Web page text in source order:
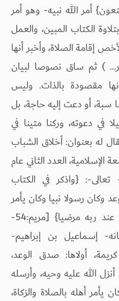
أمر الله نبيه- وهو أمر
الكتاب المبين، والعمل
إقامة الصلاة، وأخبر أنها
) ثم ساق نصوصا لبيان
مقصودة بالذات. وليس
سبة، أو دعت إليه حاجة، بل
في دعوته، وركنا متينا في
له بعنوان: أخلاق الشباب
العدد الثاني عام
تعالى-: {واذكر في الكتاب
وكان رسولا نبيا وكان يأمر
أهله بالصلاة والزكاة وكان عند ربه مرضيا} [مريم:54-
إسماعيل بن إبراهيم-
أولاها: صدق الوعد،
أنزل الله عليه وحيه، وأرسله
يأمر أهله بالصلاة والزكاة،